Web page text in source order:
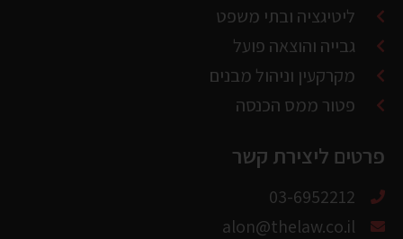
מקרקעין וניהול מבנים
פטור ממס הכנסה
פרטים ליצירת קשר
alon@thelaw.co.il
רמת-גן (מתחם הבורסה)